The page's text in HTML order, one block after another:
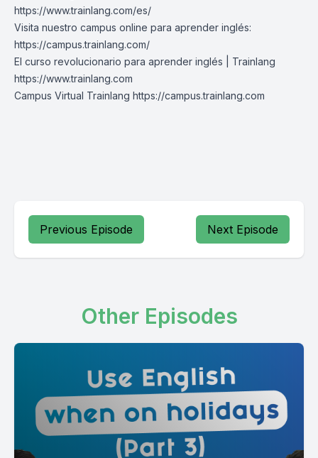
https://www.trainlang.com/es/
Visita nuestro campus online para aprender inglés:
https://campus.trainlang.com/
El curso revolucionario para aprender inglés | Trainlang
https://www.trainlang.com
Campus Virtual Trainlang https://campus.trainlang.com
Previous Episode Next Episode
Other Episodes